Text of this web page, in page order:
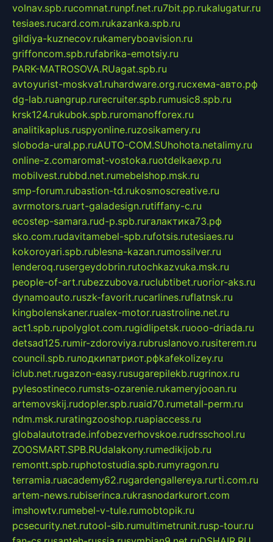
volnav.spb.rucomnat.runpf.net.ru7bit.pp.rukalugatur.ru
tesiaes.rucard.com.rukazanka.spb.ru
gildiya-kuznecov.rukameryboavision.ru
griffoncom.spb.rufabrika-emotsiy.ru
PARK-MATROSOVA.RUagat.spb.ru
avtoyurist-moskva1.ruhardware.org.ruсхема-авто.рф
dg-lab.ruangrup.rurecruiter.spb.rumusic8.spb.ru
krsk124.rukubok.spb.ruromanofforex.ru
analitikaplus.ruspyonline.ruzosikamery.ru
sloboda-ural.pp.ruAUTO-COM.SUhohota.netalimy.ru
online-z.comaromat-vostoka.ruotdelkaexp.ru
mobilvest.rubbd.net.rumebelshop.msk.ru
smp-forum.rubastion-td.rukosmoscreative.ru
avrmotors.ruart-galadesign.rutiffany-c.ru
ecostep-samara.rud-p.spb.ruгалактика73.рф
sko.com.rudavitamebel-spb.rufotsis.rutesiaes.ru
kokoroyari.spb.rublesna-kazan.rumossilver.ru
lenderoq.rusergeydobrin.rutochkazvuka.msk.ru
people-of-art.rubezzubova.ruclubtibet.ruorior-aks.ru
dynamoauto.ruszk-favorit.rucarlines.ruflatnsk.ru
kingbolenskaner.rualex-motor.ruastroline.net.ru
act1.spb.rupolyglot.com.rugidlipetsk.ruooo-driada.ru
detsad125.rumir-zdoroviya.rubruslanovo.rusiterem.ru
council.spb.ruлодкипатриот.рфkafekolizey.ru
iclub.net.rugazon-easy.rusugarepilekb.rugrinox.ru
pylesostineco.rumsts-ozarenie.rukameryjooan.ru
artemovskij.rudopler.spb.ruaid70.rumetall-perm.ru
ndm.msk.ruratingzooshop.ruapiaccess.ru
globalautotrade.infobezverhovskoe.rudrsschool.ru
ZOOSMART.SPB.RUdalakony.rumedikijob.ru
remontt.spb.ruphotostudia.spb.rumyragon.ru
terramia.ruacademy62.rugardengallereya.rurti.com.ru
artem-news.rubiserinca.rukrasnodarkurort.com
imshowtv.rumebel-v-tule.rumobtopik.ru
pcsecurity.net.rutool-sib.rumultimetrunit.rusp-tour.ru